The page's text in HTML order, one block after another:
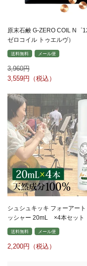
原末石鹸 G-ZERO COIL N゜
ゼロコイル トゥエルヴ）
送料無料 メール便
3,960
3,559
シュシュキッキ フォーアート
ッシャー 20mL ×4本セット
送料無料 メール便
2,200